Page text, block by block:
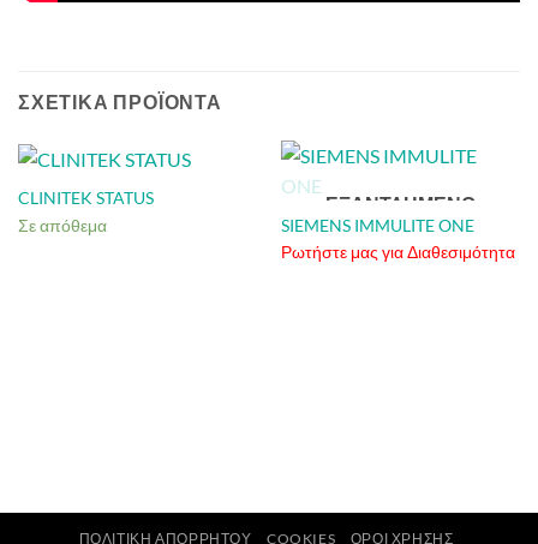
ΣΧΕΤΙΚΆ ΠΡΟΪΌΝΤΑ
CLINITEK STATUS
Σε απόθεμα
ΕΞΑΝΤΛΗΜΈΝΟ
SIEMENS IMMULITE ONE
Ρωτήστε μας για Διαθεσιμότητα
ΠΟΛΙΤΙΚΉ ΑΠΟΡΡΉΤΟΥ COOKIES ΌΡΟΙ ΧΡΉΣΗΣ